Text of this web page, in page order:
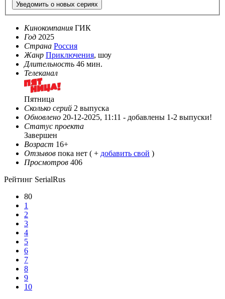
Уведомить о новых сериях
Кинокомпания ГИК
Год 2025
Страна Россия
Жанр Приключения, шоу
Длительность 46 мин.
Телеканал
Пятница
Сколько серий 2 выпуска
Обновлено 20-12-2025, 11:11 - добавлены 1-2 выпуски!
Статус проекта
Завершен
Возраст 16+
Отзывов пока нет ( + добавить свой )
Просмотров 406
Рейтинг SerialRus
80
1
2
3
4
5
6
7
8
9
10